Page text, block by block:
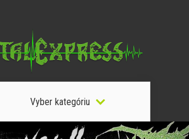
Vyber kategóriu